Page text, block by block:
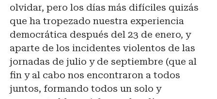
olvidar, pero los días más difíciles quizás
que ha tropezado nuestra experiencia
democrática después del 23 de enero, y
aparte de los incidentes violentos de las
jornadas de julio y de septiembre (que al
fin y al cabo nos encontraron a todos
juntos, formando todos un solo y